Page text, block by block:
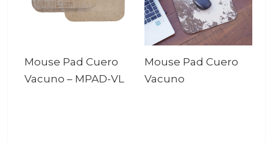
Mouse Pad Cuero
Vacuno – MPAD-VL
Mouse Pad Cuero
Vacuno